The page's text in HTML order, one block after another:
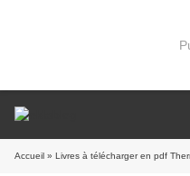
Accueil » Livres à télécharger en pdf Thermodynamique -